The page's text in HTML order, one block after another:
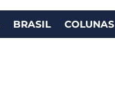
BRASIL COLUNAS